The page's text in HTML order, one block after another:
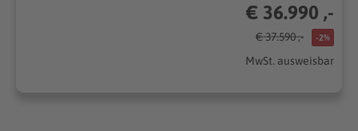
€ 36.990 ,-
€ 37.590 ,- -2%
MwSt. ausweisbar